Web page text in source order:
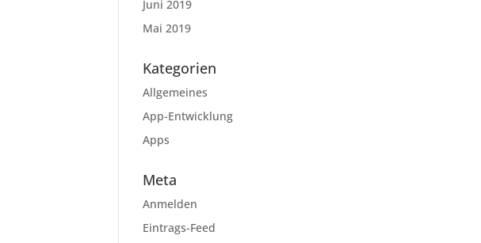
Juni 2019
Mai 2019
Kategorien
Allgemeines
App-Entwicklung
Apps
Meta
Anmelden
Eintrags-Feed